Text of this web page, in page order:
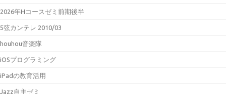
2026年Hコースゼミ前期後半
5弦カンテレ 2010/03
houhou音楽隊
iOSプログラミング
iPadの教育活用
Jazz自主ゼミ